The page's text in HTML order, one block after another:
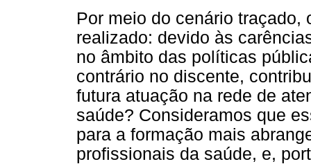
Por meio do cenário
realizado: devido às
no âmbito das políticas
contrário no discente,
futura atuação na rede de
saúde? Consideramos que
para a formação mais
profissionais da saúde, e,